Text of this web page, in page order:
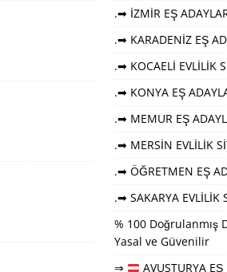
.➡ İZMİR EŞ
.➡ KARADENİZ EŞ
.➡ KOCAELİ EVLİLİK
.➡ KONYA EŞ
.➡ MEMUR EŞ
.➡ MERSİN EVLİLİK
.➡ ÖĞRETMEN EŞ
.➡ SAKARYA EVLİLİK
% 100 Doğrulanmış
Yasal ve Güvenilir
⇒
AVUSTURYA